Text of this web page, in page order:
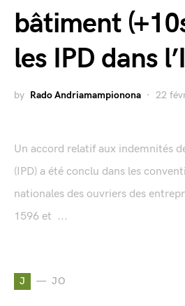
bâtiment
les IPD dans
by Rado Andriamampionona 22
Un accord relatif aux indemnités
(IPD) a été conclu dans les
nationales des ouvriers des
1596 et ...
J JO